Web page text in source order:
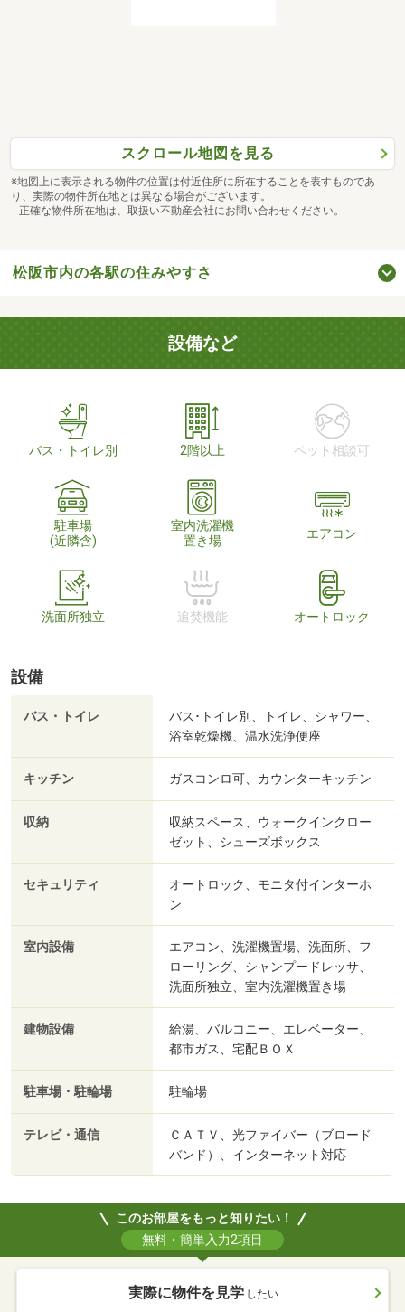
スクロール地図を見る
※地図上に表示される物件の位置は付近住所に所在することを表すものであ
り、実際の物件所在地とは異なる場合がございます。
正確な物件所在地は、取扱い不動産会社にお問い合わせください。
松阪市内の各駅の住みやすさ
設備など
バス・トイレ別 2階以上 ペット相談可
駐車場
(近隣含)
室内洗濯機
置き場
エアコン
洗面所独立 追焚機能 オートロック
設備
バス・トイレ
バス･トイレ別、トイレ、シャワー、
浴室乾燥機、温水洗浄便座
キッチン ガスコンロ可、カウンターキッチン
収納
収納スペース、ウォークインクロー
ゼット、シューズボックス
セキュリティ
オートロック、モニタ付インターホ
ン
室内設備
エアコン、洗濯機置場、洗面所、フ
ローリング、シャンプードレッサ、
洗面所独立、室内洗濯機置き場
建物設備
給湯、バルコニー、エレベーター、
都市ガス、宅配ＢＯＸ
駐車場・駐輪場 駐輪場
テレビ・通信
ＣＡＴＶ、光ファイバー（ブロード
バンド）、インターネット対応
このお部屋をもっと知りたい！
無料・簡単入力2項目
実際に物件を見学 したい